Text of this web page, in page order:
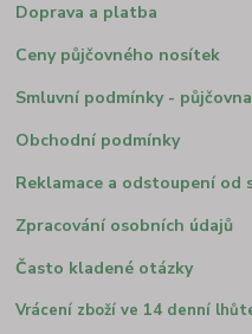
Doprava a platba
Ceny půjčovného nosítek
Smluvní podmínky - půjčovna
Obchodní podmínky
Reklamace a odstoupení od
Zpracování osobních údajů
Často kladené otázky
Vrácení zboží ve 14 denní